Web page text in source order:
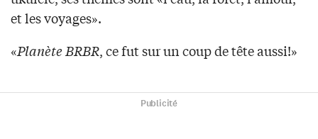
et les voyages».
«Planète BRBR, ce fut sur un coup de tête aussi!»
Publicité